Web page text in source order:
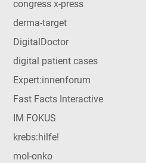
congress x-press
derma-target
DigitalDoctor
digital patient cases
Expert:innenforum
Fast Facts Interactive
IM FOKUS
krebs:hilfe!
mol-onko